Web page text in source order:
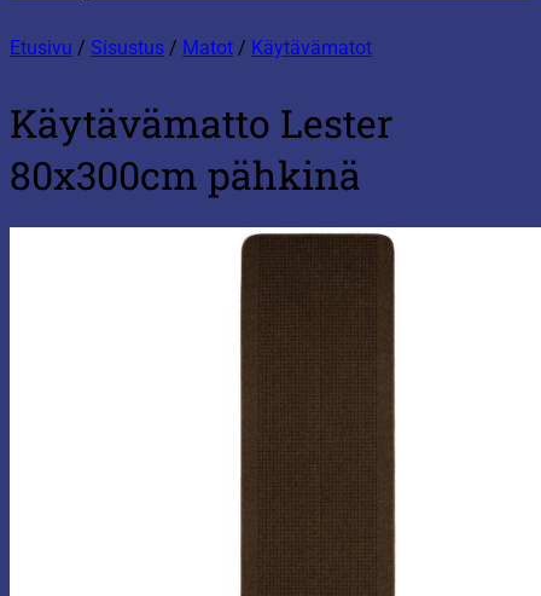
Etusivu / Sisustus / Matot / Käytävämatot
Käytävämatto Lester
80x300cm pähkinä